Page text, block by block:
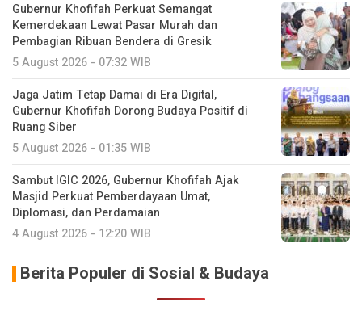
Gubernur Khofifah Perkuat Semangat
Kemerdekaan Lewat Pasar Murah dan
Pembagian Ribuan Bendera di Gresik
5 August 2026 - 07:32 WIB
Jaga Jatim Tetap Damai di Era Digital,
Gubernur Khofifah Dorong Budaya Positif di
Ruang Siber
5 August 2026 - 01:35 WIB
Sambut IGIC 2026, Gubernur Khofifah Ajak
Masjid Perkuat Pemberdayaan Umat,
Diplomasi, dan Perdamaian
4 August 2026 - 12:20 WIB
Berita Populer di Sosial & Budaya